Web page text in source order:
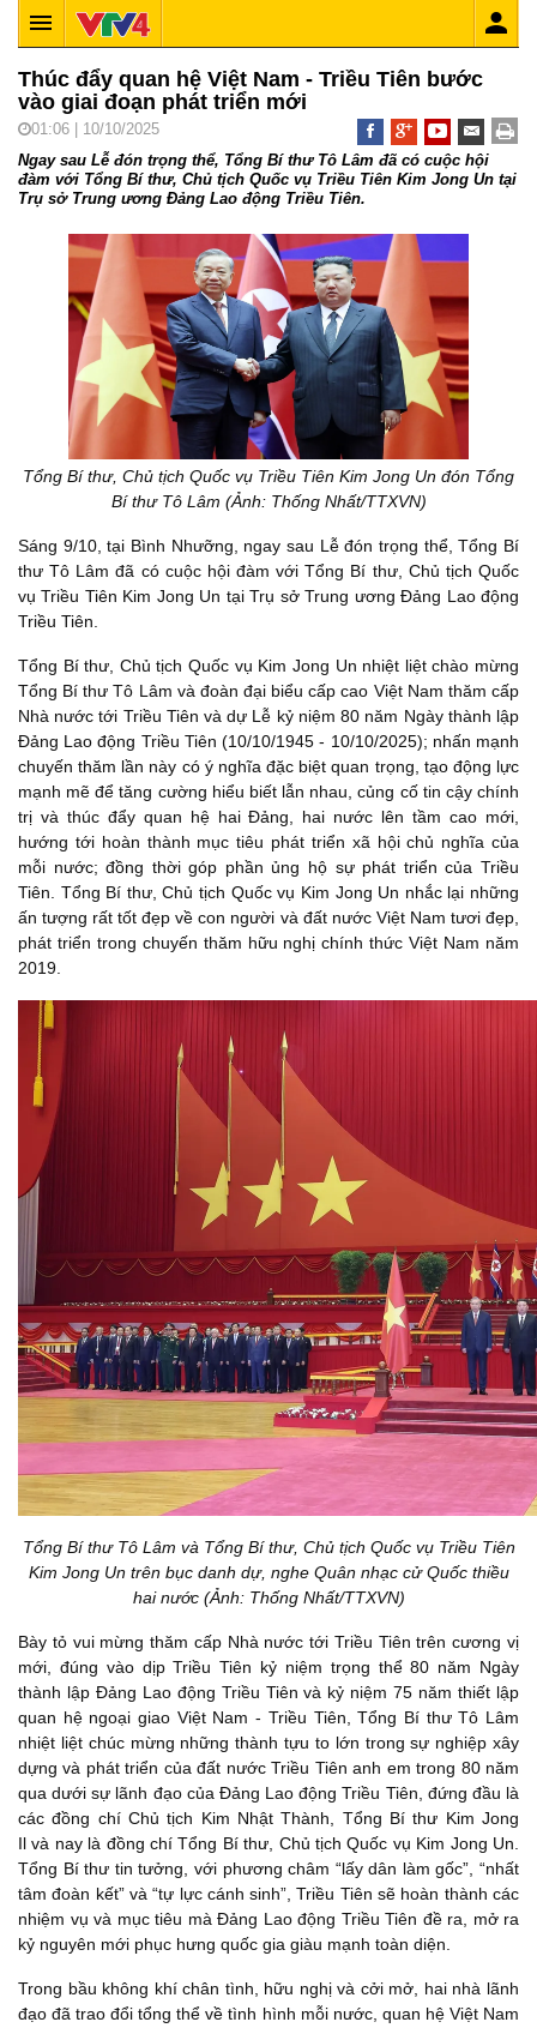
Thúc đẩy quan hệ Việt Nam - Triều Tiên bước
vào giai đoạn phát triển mới
01:06 | 10/10/2025
Ngay sau Lễ đón trọng thể, Tổng Bí thư Tô Lâm đã có cuộc hội
đàm với Tổng Bí thư, Chủ tịch Quốc vụ Triều Tiên Kim Jong Un tại
Trụ sở Trung ương Đảng Lao động Triều Tiên.
Tổng Bí thư, Chủ tịch Quốc vụ Triều Tiên Kim Jong Un đón Tổng
Bí thư Tô Lâm (Ảnh: Thống Nhất/TTXVN)
Sáng 9/10, tại Bình Nhưỡng, ngay sau Lễ đón trọng thể, Tổng Bí
thư Tô Lâm đã có cuộc hội đàm với Tổng Bí thư, Chủ tịch Quốc
vụ Triều Tiên Kim Jong Un tại Trụ sở Trung ương Đảng Lao động
Triều Tiên.
Tổng Bí thư, Chủ tịch Quốc vụ Kim Jong Un nhiệt liệt chào mừng
Tổng Bí thư Tô Lâm và đoàn đại biểu cấp cao Việt Nam thăm cấp
Nhà nước tới Triều Tiên và dự Lễ kỷ niệm 80 năm Ngày thành lập
Đảng Lao động Triều Tiên (10/10/1945 - 10/10/2025); nhấn mạnh
chuyến thăm lần này có ý nghĩa đặc biệt quan trọng, tạo động lực
mạnh mẽ để tăng cường hiểu biết lẫn nhau, củng cố tin cậy chính
trị và thúc đẩy quan hệ hai Đảng, hai nước lên tầm cao mới,
hướng tới hoàn thành mục tiêu phát triển xã hội chủ nghĩa của
mỗi nước; đồng thời góp phần ủng hộ sự phát triển của Triều
Tiên. Tổng Bí thư, Chủ tịch Quốc vụ Kim Jong Un nhắc lại những
ấn tượng rất tốt đẹp về con người và đất nước Việt Nam tươi đẹp,
phát triển trong chuyến thăm hữu nghị chính thức Việt Nam năm
2019.
Tổng Bí thư Tô Lâm và Tổng Bí thư, Chủ tịch Quốc vụ Triều Tiên
Kim Jong Un trên bục danh dự, nghe Quân nhạc cử Quốc thiều
hai nước (Ảnh: Thống Nhất/TTXVN)
Bày tỏ vui mừng thăm cấp Nhà nước tới Triều Tiên trên cương vị
mới, đúng vào dịp Triều Tiên kỷ niệm trọng thể 80 năm Ngày
thành lập Đảng Lao động Triều Tiên và kỷ niệm 75 năm thiết lập
quan hệ ngoại giao Việt Nam - Triều Tiên, Tổng Bí thư Tô Lâm
nhiệt liệt chúc mừng những thành tựu to lớn trong sự nghiệp xây
dựng và phát triển của đất nước Triều Tiên anh em trong 80 năm
qua dưới sự lãnh đạo của Đảng Lao động Triều Tiên, đứng đầu là
các đồng chí Chủ tịch Kim Nhật Thành, Tổng Bí thư Kim Jong
Il và nay là đồng chí Tổng Bí thư, Chủ tịch Quốc vụ Kim Jong Un.
Tổng Bí thư tin tưởng, với phương châm “lấy dân làm gốc”, “nhất
tâm đoàn kết” và “tự lực cánh sinh”, Triều Tiên sẽ hoàn thành các
nhiệm vụ và mục tiêu mà Đảng Lao động Triều Tiên đề ra, mở ra
kỷ nguyên mới phục hưng quốc gia giàu mạnh toàn diện.
Trong bầu không khí chân tình, hữu nghị và cởi mở, hai nhà lãnh
đạo đã trao đổi tổng thể về tình hình mỗi nước, quan hệ Việt Nam